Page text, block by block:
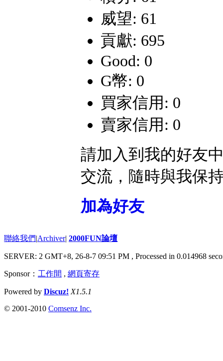
威望: 61
貢獻: 695
Good: 0
G幣: 0
買家信用: 0
賣家信用: 0
請加入到我的好友
交流，隨時與我保
加為好友
聯絡我們|Archiver| 2000FUN論壇
SERVER: 2 GMT+8, 26-8-7 09:51 PM , Processed in 0.014968
Sponsor： 工作間 , 網頁寄存
Powered by Discuz! X1.5.1
© 2001-2010 Comsenz Inc.